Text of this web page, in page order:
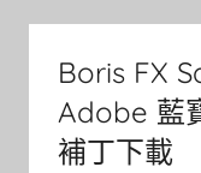
Boris FX
Adobe 藍
補丁下載